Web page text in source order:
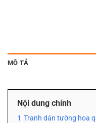
MÔ TẢ
Nội dung chính
1 Tranh dán tường hoa